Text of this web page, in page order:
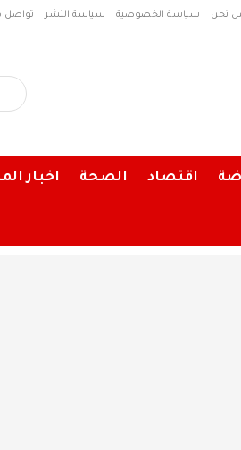
نحن سياسة الخصوصية سياسة النشر تواصل
اقتصاد الصحة اخبار